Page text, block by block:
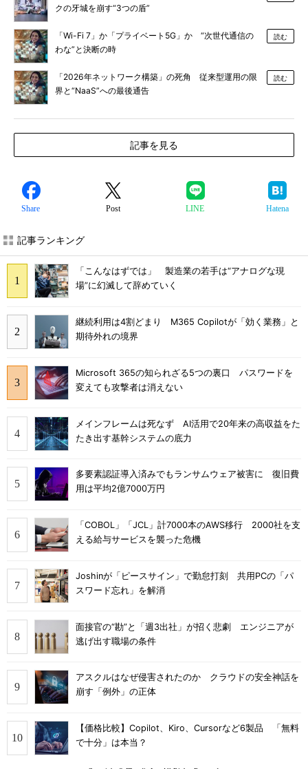
クの牙城を崩す“3つの盾”
「Wi-Fi 7」か「プライベート5G」か “次世代通信の
わな”と決断の時
読む
「2026年ネットワーク構築」の死角 従来型運用の限
界と“NaaS”への最後通告
読む
記事を見る
Share Post LINE Hatena
記事ランキング
「こんなはずでは」 製造業の若手は“アナログな現
場”に幻滅して辞めていく
継続利用は4割どまり M365 Copilotが「効く業務」と
期待外れの境界
Microsoft 365の知られざる5つの裏口 パスワードを
変えても攻撃者は消えない
メインフレームは死なず AI活用で20年来の高収益をた
たき出す基幹システムの底力
多要素認証導入済みでもランサムウェア被害に 復旧費
用は平均2億7000万円
「COBOL」「JCL」計7000本のAWS移行 2000社を支
える給与サービスを襲った危機
Joshinが「ピースサイン」で勤怠打刻 共用PCの「パ
スワード忘れ」を解消
面接官の“勘”と「週3出社」が招く悲劇 エンジニアが
逃げ出す職場の条件
アスクルはなぜ侵害されたのか クラウドの安全神話を
崩す「例外」の正体
【価格比較】Copilot、Kiro、Cursorなど6製品 「無料
で十分」は本当？